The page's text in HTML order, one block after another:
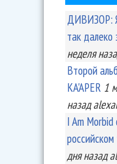
ДИВИЗОР:
так далеко
неделя
Второй
KA'APER 1
назад
I Am Morbid
дняназад